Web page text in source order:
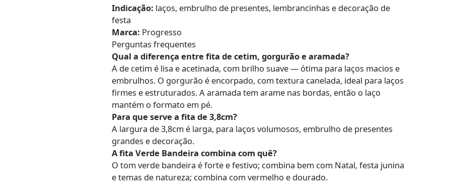
Indicação: laços, embrulho de presentes, lembrancinhas e decoração de
festa
Marca: Progresso
Perguntas frequentes
Qual a diferença entre fita de cetim, gorgurão e aramada?
A de cetim é lisa e acetinada, com brilho suave — ótima para laços macios e
embrulhos. O gorgurão é encorpado, com textura canelada, ideal para laços
firmes e estruturados. A aramada tem arame nas bordas, então o laço
mantém o formato em pé.
Para que serve a fita de 3,8cm?
A largura de 3,8cm é larga, para laços volumosos, embrulho de presentes
grandes e decoração.
A fita Verde Bandeira combina com quê?
O tom verde bandeira é forte e festivo; combina bem com Natal, festa junina
e temas de natureza; combina com vermelho e dourado.